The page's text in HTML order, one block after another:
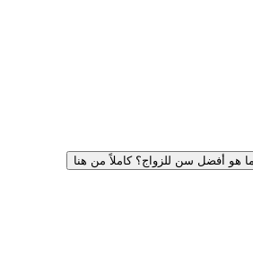
هو أفضل سن للزواج؟ كاملاً من هنا